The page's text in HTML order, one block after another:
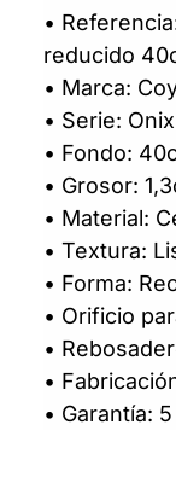
•
reducido
• Marca:
• Serie:
• Fondo:
• Grosor:
• Material:
• Textura:
• Forma:
• Orificio
•
•
• Garantía: